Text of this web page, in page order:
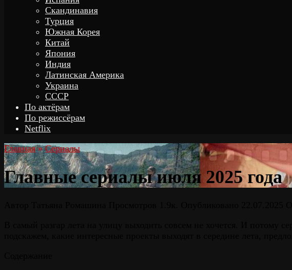
Скандинавия
Турция
Южная Корея
Китай
Япония
Индия
Латинская Америка
Украина
СССР
По актёрам
По режиссёрам
Netflix
Главная » Сериалы
Главные сериалы июля 2025 года